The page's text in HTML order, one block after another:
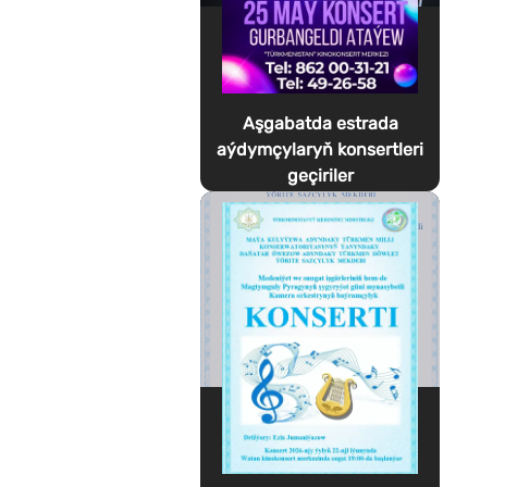
Aşgabatda estrada
aýdymçylaryň konsertleri
geçiriler